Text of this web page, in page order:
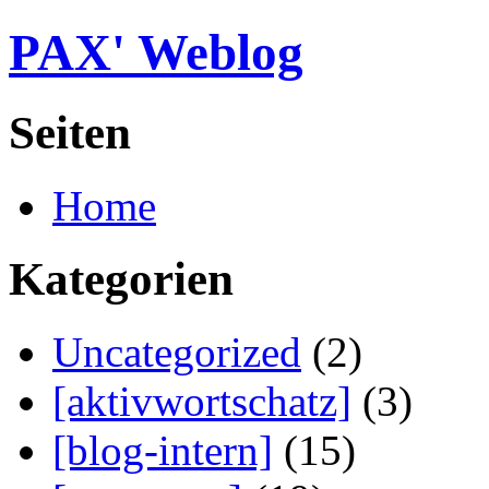
PAX' Weblog
Seiten
Home
Kategorien
Uncategorized (2)
[aktivwortschatz] (3)
[blog-intern] (15)